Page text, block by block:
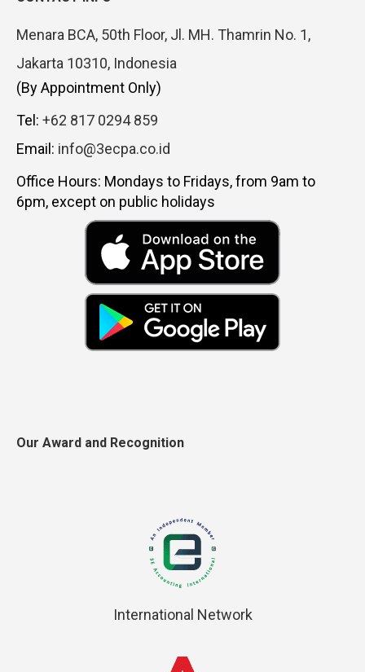
Menara BCA, 50th Floor, Jl. MH. Thamrin No. 1,
Jakarta 10310, Indonesia
(By Appointment Only)
Tel: +62 817 0294 859
Email: info@3ecpa.co.id
Office Hours: Mondays to Fridays, from 9am to
6pm, except on public holidays
Our Award and Recognition
International Network